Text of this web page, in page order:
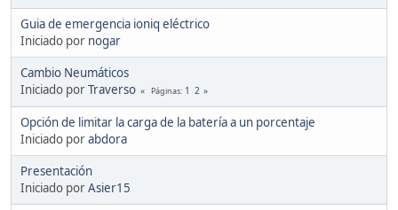
Guia de emergencia ioniq eléctrico
Iniciado por nogar
Cambio Neumáticos
Iniciado porTraverso Páginas 1 2
Opción de limitar la carga de la batería a un porcentaje
Iniciado porabdora
Presentación
Iniciado porAsier15